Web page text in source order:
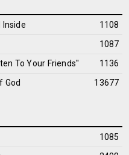
1108
1087
To Your Friends''
1136
God 13677
1085